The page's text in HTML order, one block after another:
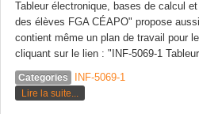
Tableur électronique, bases de calcul
des élèves FGA CÉAPO" propose
contient même un plan de travail pour
cliquant sur le lien : "​INF-5069-1
Categories INF-5069-1
Lire la suite...